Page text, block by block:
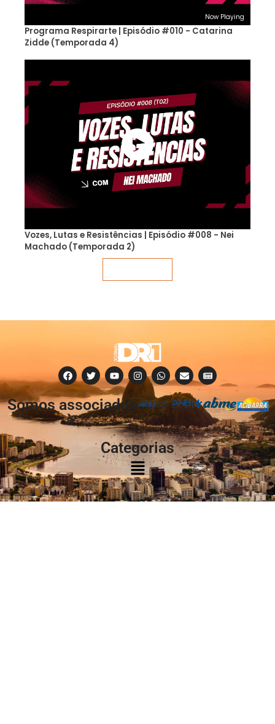
Now Playing
Programa Respirarte | Episódio #010 - Catarina
Zidde (Temporada 4)
Vozes, Lutas e Resistências | Episódio #008 - Nei
Machado (Temporada 2)
Somos associados
à:
Categorias